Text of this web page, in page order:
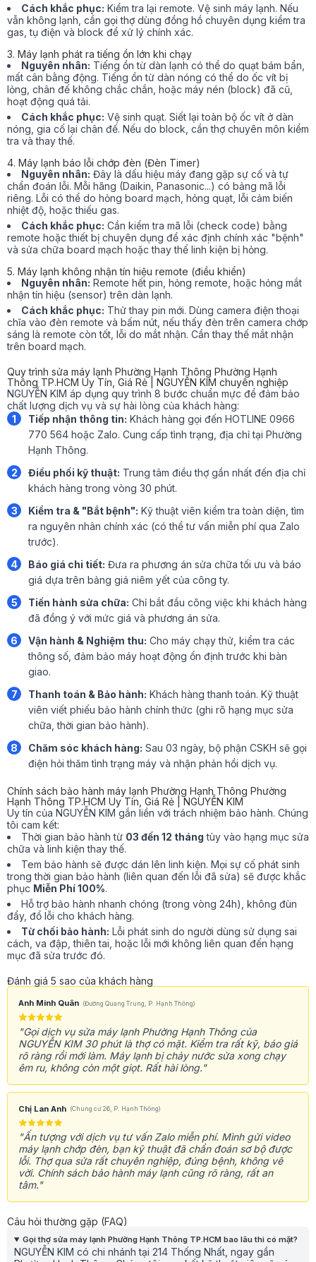
Cách khắc phục: Kiểm tra lại remote. Vệ sinh máy lạnh. Nếu
vẫn không lạnh, cần gọi thợ dùng đồng hồ chuyên dụng kiểm tra
gas, tụ điện và block để xử lý chính xác.
3. Máy lạnh phát ra tiếng ồn lớn khi chạy
Nguyên nhân: Tiếng ồn từ dàn lạnh có thể do quạt bám bẩn,
mất cân bằng động. Tiếng ồn từ dàn nóng có thể do ốc vít bị
lỏng, chân đế không chắc chắn, hoặc máy nén (block) đã cũ,
hoạt động quá tải.
Cách khắc phục: Vệ sinh quạt. Siết lại toàn bộ ốc vít ở dàn
nóng, gia cố lại chân đế. Nếu do block, cần thợ chuyên môn kiểm
tra và thay thế.
4. Máy lạnh báo lỗi chớp đèn (Đèn Timer)
Nguyên nhân: Đây là dấu hiệu máy đang gặp sự cố và tự
chẩn đoán lỗi. Mỗi hãng (Daikin, Panasonic...) có bảng mã lỗi
riêng. Lỗi có thể do hỏng board mạch, hỏng quạt, lỗi cảm biến
nhiệt độ, hoặc thiếu gas.
Cách khắc phục: Cần kiểm tra mã lỗi (check code) bằng
remote hoặc thiết bị chuyên dụng để xác định chính xác "bệnh"
và sửa chữa board mạch hoặc thay thế linh kiện bị hỏng.
5. Máy lạnh không nhận tín hiệu remote (điều khiển)
Nguyên nhân: Remote hết pin, hỏng remote, hoặc hỏng mắt
nhận tín hiệu (sensor) trên dàn lạnh.
Cách khắc phục: Thử thay pin mới. Dùng camera điện thoại
chĩa vào đèn remote và bấm nút, nếu thấy đèn trên camera chớp
sáng là remote còn tốt, lỗi do mắt nhận. Cần thay thế mắt nhận
trên board mạch.
Quy trình sửa máy lạnh Phường Hạnh Thông Phường Hạnh
Thông TP.HCM Uy Tín, Giá Rẻ | NGUYỄN KIM chuyên nghiệp
NGUYỄN KIM áp dụng quy trình 8 bước chuẩn mực để đảm bảo
chất lượng dịch vụ và sự hài lòng của khách hàng:
1
Tiếp nhận thông tin: Khách hàng gọi đến HOTLINE 0966
770 564 hoặc Zalo. Cung cấp tình trạng, địa chỉ tại Phường
Hạnh Thông.
2
Điều phối kỹ thuật: Trung tâm điều thợ gần nhất đến địa chỉ
khách hàng trong vòng 30 phút.
3
Kiểm tra & "Bắt bệnh": Kỹ thuật viên kiểm tra toàn diện, tìm
ra nguyên nhân chính xác (có thể tư vấn miễn phí qua Zalo
trước).
4
Báo giá chi tiết: Đưa ra phương án sửa chữa tối ưu và báo
giá dựa trên bảng giá niêm yết của công ty.
5
Tiến hành sửa chữa: Chỉ bắt đầu công việc khi khách hàng
đã đồng ý với mức giá và phương án sửa.
6
Vận hành & Nghiệm thu: Cho máy chạy thử, kiểm tra các
thông số, đảm bảo máy hoạt động ổn định trước khi bàn
giao.
7
Thanh toán & Bảo hành: Khách hàng thanh toán. Kỹ thuật
viên viết phiếu bảo hành chính thức (ghi rõ hạng mục sửa
chữa, thời gian bảo hành).
8
Chăm sóc khách hàng: Sau 03 ngày, bộ phận CSKH sẽ gọi
điện hỏi thăm tình trạng máy và nhận phản hồi dịch vụ.
Chính sách bảo hành máy lạnh Phường Hạnh Thông Phường
Hạnh Thông TP.HCM Uy Tín, Giá Rẻ | NGUYỄN KIM
Uy tín của NGUYỄN KIM gắn liền với trách nhiệm bảo hành. Chúng
tôi cam kết:
Thời gian bảo hành từ 03 đến 12 tháng tùy vào hạng mục sửa
chữa và linh kiện thay thế.
Tem bảo hành sẽ được dán lên linh kiện. Mọi sự cố phát sinh
trong thời gian bảo hành (liên quan đến lỗi đã sửa) sẽ được khắc
phục Miễn Phí 100%.
Hỗ trợ bảo hành nhanh chóng (trong vòng 24h), không đùn
đẩy, đổ lỗi cho khách hàng.
Từ chối bảo hành: Lỗi phát sinh do người dùng sử dụng sai
cách, va đập, thiên tai, hoặc lỗi mới không liên quan đến hạng
mục đã sửa trước đó.
Đánh giá 5 sao của khách hàng
Anh Minh Quân (Đường Quang Trung, P. Hạnh Thông)
"Gọi dịch vụ sửa máy lạnh Phường Hạnh Thông của
NGUYỄN KIM 30 phút là thợ có mặt. Kiểm tra rất kỹ, báo giá
rõ ràng rồi mới làm. Máy lạnh bị chảy nước sửa xong chạy
êm ru, không còn một giọt. Rất hài lòng."
Chị Lan Anh (Chung cư 26, P. Hạnh Thông)
"Ấn tượng với dịch vụ tư vấn Zalo miễn phí. Mình gửi video
máy lạnh chớp đèn, bạn kỹ thuật đã chẩn đoán sơ bộ được
lỗi. Thợ qua sửa rất chuyên nghiệp, đúng bệnh, không vẽ
vời. Chính sách bảo hành máy lạnh cũng rõ ràng, rất an
tâm."
Câu hỏi thường gặp (FAQ)
Gọi thợ sửa máy lạnh Phường Hạnh Thông TP.HCM bao lâu thì có mặt?
NGUYỄN KIM có chi nhánh tại 214 Thống Nhất, ngay gần